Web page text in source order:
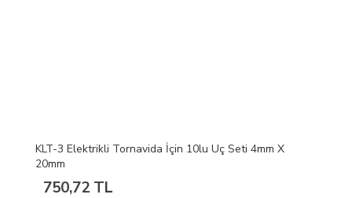
KLT-3 Elektrikli Tornavida İçin 10lu Uç Seti 4mm X
20mm
750,72 TL